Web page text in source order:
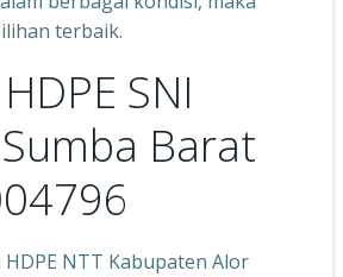
terbaik.
SNI
Barat
NTT Kabupaten Alor